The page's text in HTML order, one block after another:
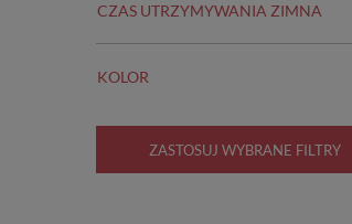
CZAS UTRZYMYWANIA ZIMNA
KOLOR
ZASTOSUJ WYBRANE FILTRY